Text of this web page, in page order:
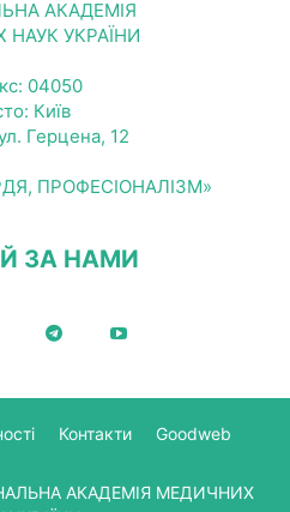
АКАДЕМІЯ
УКРАЇНИ
04050
Київ
Герцена, 12
ПРОФЕСІОНАЛІЗМ»
ЗА НАМИ
Контакти Goodweb
АКАДЕМІЯ МЕДИЧНИХ